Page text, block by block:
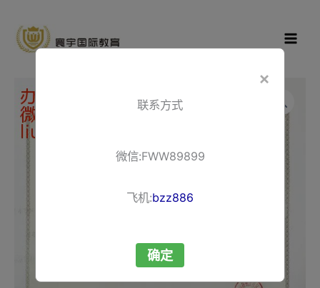
育
理
×
联系方式
微信:FWW89899
飞机:bzz886
确定